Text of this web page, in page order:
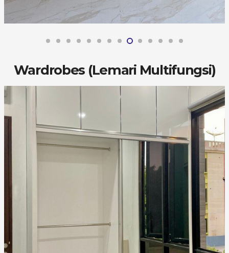
Wardrobes (Lemari Multifungsi)